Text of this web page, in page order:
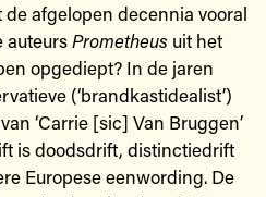
afgelopen decennia vooral
auteursPrometheus uit het
opgediept? In de jaren
(‘brandkastidealist’)
‘Carrie [sic] Van Bruggen’
is doodsdrift, distinctiedrift
Europese eenwording. De